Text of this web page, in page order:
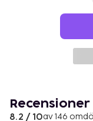
Recensioner
8.2 / 10av 146